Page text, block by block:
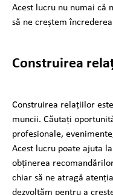
Acest lucru nu numai că
să ne creștem
Construirea
Construirea relațiilor
muncii. Căutați
profesionale,
Acest lucru poate ajuta
obținerea
chiar să ne atragă
dezvoltăm pentru a